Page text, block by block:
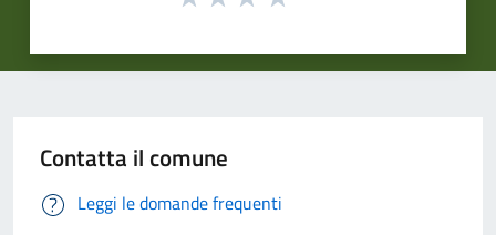
Contatta il comune
Leggi le domande frequenti